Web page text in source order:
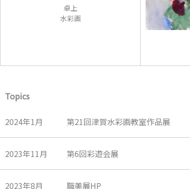
卓上
水彩画
Topics
2024年1月 第21回津賀水彩画教室作品展
2023年11月 第6回彩遊会展
2023年8月 職美展HP